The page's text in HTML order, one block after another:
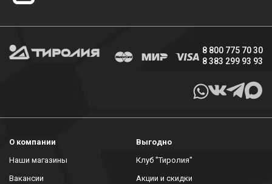
8 800 775 70 30
8 383 299 93 93
О компании
Наши магазины
Вакансии
Выгодно
Клуб "Тиролия"
Акции и скидки